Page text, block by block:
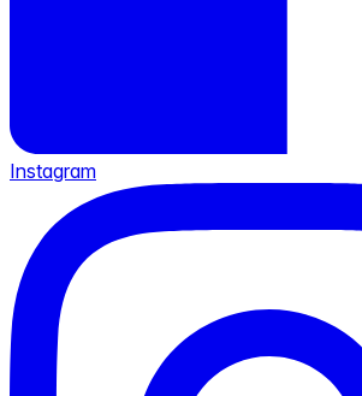
Instagram